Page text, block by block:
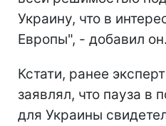
Украину, что в
Европы", - добавил он.
Кстати, ранее
заявлял, что пауза в
для Украины